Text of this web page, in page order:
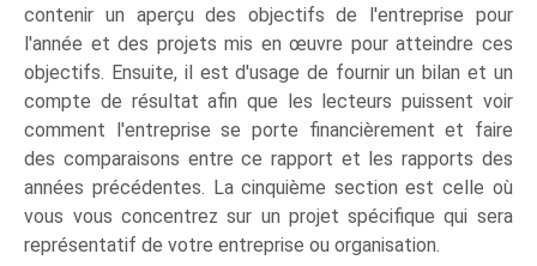
contenir un aperçu des objectifs de l'entreprise pour
l'année et des projets mis en œuvre pour atteindre ces
objectifs. Ensuite, il est d'usage de fournir un bilan et un
compte de résultat afin que les lecteurs puissent voir
comment l'entreprise se porte financièrement et faire
des comparaisons entre ce rapport et les rapports des
années précédentes. La cinquième section est celle où
vous vous concentrez sur un projet spécifique qui sera
représentatif de votre entreprise ou organisation.